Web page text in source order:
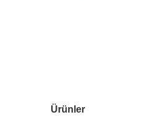
Ürünler